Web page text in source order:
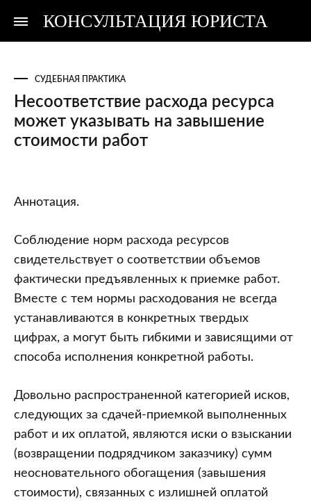
КОНСУЛЬТАЦИЯ ЮРИСТА
Консультация
Консультация
СУДЕБНАЯ ПРАКТИКА
Несоответствие расхода ресурса
может указывать на завышение
стоимости работ
Несоответствие
ресурса
может
указывать
на
завышение
стоимости
работ
Аннотация.
Соблюдение норм расхода ресурсов
свидетельствует о соответствии объемов
фактически предъявленных к приемке работ.
Вместе с тем нормы расходования не всегда
устанавливаются в конкретных твердых
цифрах, а могут быть гибкими и зависящими от
способа исполнения конкретной работы.
Довольно распространенной категорией исков,
следующих за сдачей-приемкой выполненных
работ и их оплатой, являются иски о взыскании
(возвращении подрядчиком заказчику) сумм
неосновательного обогащения (завышения
стоимости), связанных с излишней оплатой